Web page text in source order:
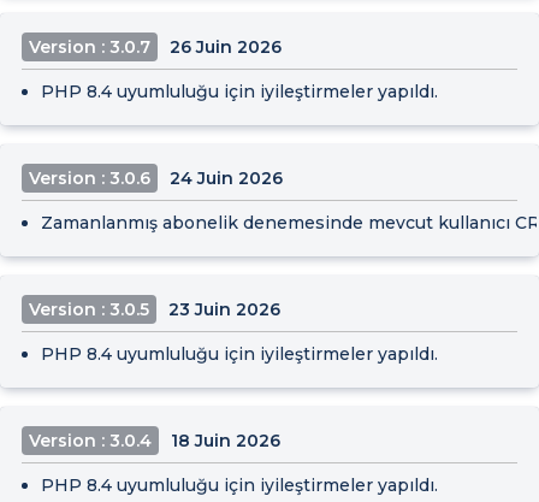
Version : 3.0.7 26 Juin 2026
PHP 8.4 uyumluluğu için iyileştirmeler yapıldı.
Version : 3.0.6 24 Juin 2026
Zamanlanmış abonelik denemesinde mevcut kullanıcı
Version : 3.0.5 23 Juin 2026
PHP 8.4 uyumluluğu için iyileştirmeler yapıldı.
Version : 3.0.4 18 Juin 2026
PHP 8.4 uyumluluğu için iyileştirmeler yapıldı.